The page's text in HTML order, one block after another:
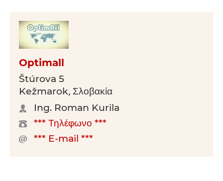
Optimall
Štúrova 5
Kežmarok, Σλοβακία
Ing. Roman Kurila
*** Τηλέφωνο ***
*** E-mail ***